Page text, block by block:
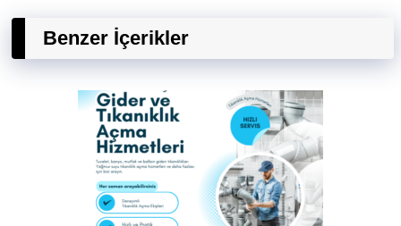
Benzer İçerikler